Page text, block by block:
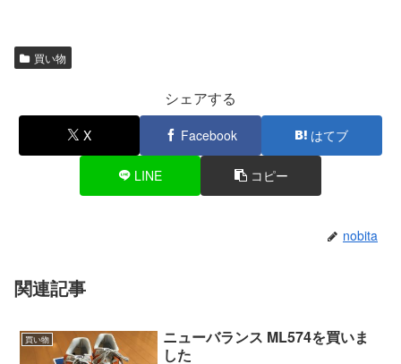
買い物
シェアする
X Facebook はてブ
LINE コピー
nobita
関連記事
買い物
ニューバランス ML574を買いま
した